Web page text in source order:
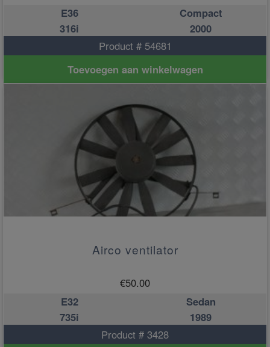
E36
Compact
316i
2000
Product # 54681
Toevoegen aan winkelwagen
Airco ventilator
€50.00
E32
Sedan
735i
1989
Product # 3428